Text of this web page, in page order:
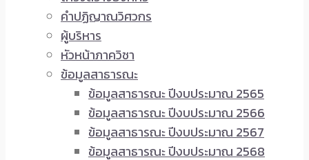
คำปฏิญาณวิศวกร
ผู้บริหาร
หัวหน้าภาควิชา
ข้อมูลสาธารณะ
ข้อมูลสาธารณะ ปีงบประมาณ 2565
ข้อมูลสาธารณะ ปีงบประมาณ 2566
ข้อมูลสาธารณะ ปีงบประมาณ 2567
ข้อมูลสาธารณะ ปีงบประมาณ 2568